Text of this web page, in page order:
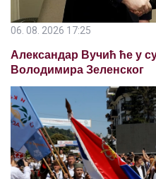
06. 08. 2026 17:25
Александар Вучић ће у
Володимира Зеленског